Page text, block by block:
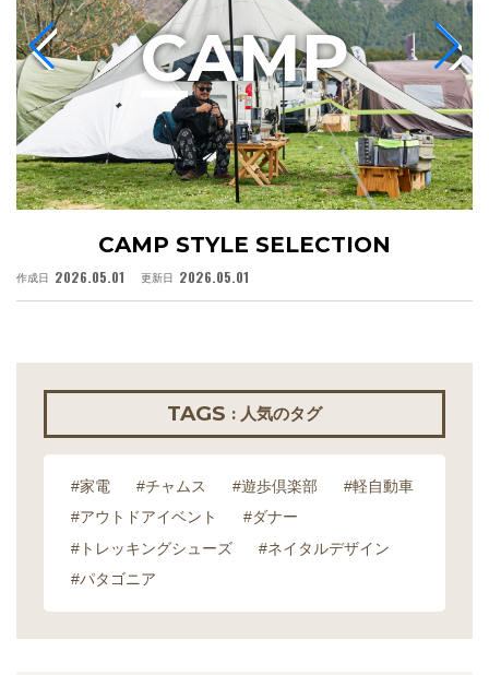
CAMP STYLE SELECTION
作成日 2026.05.01 更新日 2026.05.01
CAMP
TAGS : 人気のタグ
#家電 #チャムス #遊歩倶楽部
#軽自動車
#アウトドアイベント
#ダナー
#トレッキングシューズ
#ネイタルデザイン
#パタゴニア